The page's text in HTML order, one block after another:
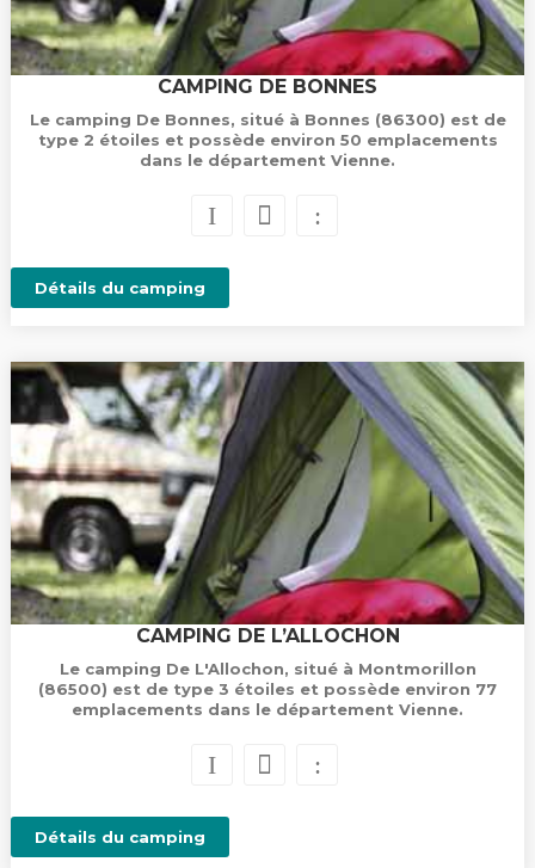
CAMPING DE BONNES
Le camping De Bonnes, situé à Bonnes (86300) est de
type 2 étoiles et possède environ 50 emplacements
dans le département Vienne.
Détails du camping
CAMPING DE L’ALLOCHON
Le camping De L'Allochon, situé à Montmorillon
(86500) est de type 3 étoiles et possède environ 77
emplacements dans le département Vienne.
Détails du camping